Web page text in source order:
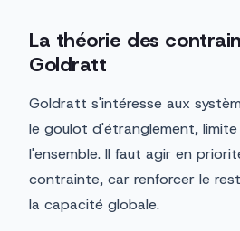
La théorie des
Goldratt
Goldratt s'intéresse aux
le goulot d'étranglement,
l'ensemble. Il faut agir en
contrainte, car renforcer le
la capacité globale.